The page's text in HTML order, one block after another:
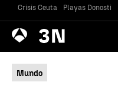
Crisis Ceuta Playas Donosti
Antena
3 Noticias
Mundo